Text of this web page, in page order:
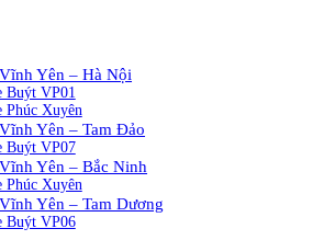
Yên – Hà Nội
Buýt VP01
Phúc Xuyên
Yên – Tam Đảo
Buýt VP07
Yên – Bắc Ninh
Phúc Xuyên
Yên – Tam Dương
Buýt VP06